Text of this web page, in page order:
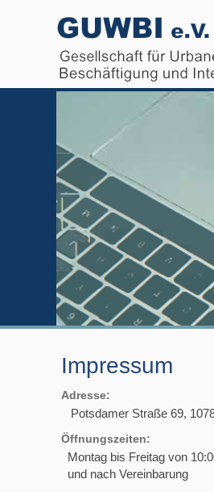
Impressum
Adresse:
Potsdamer Straße 69,
Öffnungszeiten:
Montag bis Freitag von
und nach Vereinbarung